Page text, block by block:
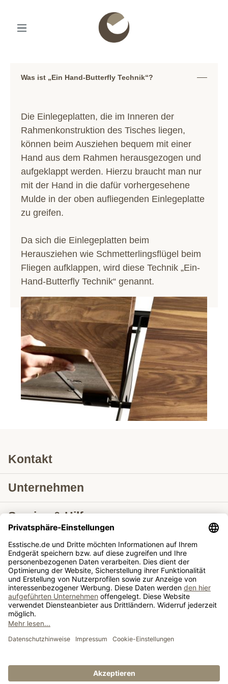
Was ist „Ein Hand-Butterfly Technik“?
Die Einlegeplatten, die im Inneren der
Rahmenkonstruktion des Tisches liegen,
können beim Ausziehen bequem mit einer
Hand aus dem Rahmen herausgezogen und
aufgeklappt werden. Hierzu braucht man nur
mit der Hand in die dafür vorhergesehene
Mulde in der oben aufliegenden Einlegeplatte
zu greifen.
Da sich die Einlegeplatten beim
Herausziehen wie Schmetterlingsflügel beim
Fliegen aufklappen, wird diese Technik „Ein-
Hand-Butterfly Technik“ genannt.
Kontakt
Unternehmen
Service & Hilfe
Lieferung nach
Tische ausziehbar
Tische